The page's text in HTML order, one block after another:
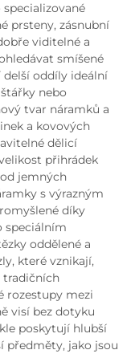
prsteny, zásnubní
viditelné a
smíšené
oddíly ideální
nebo
tvar náramků a
a kovových
dělicí
přihrádek
jemných
s výrazným
díky
speciálním
oddělené a
které vznikají,
tradičních
rozestupy mezi
visí bez dotyku
poskytují hlubší
předměty, jako jsou